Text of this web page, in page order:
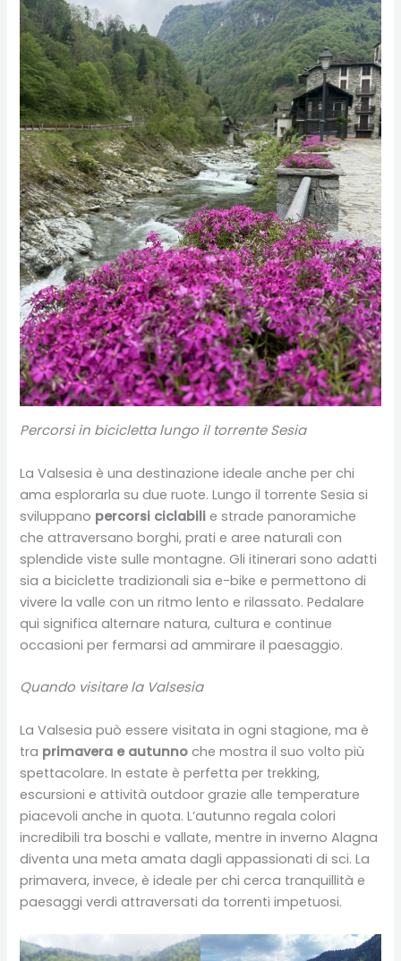
Percorsi in bicicletta lungo il torrente Sesia
La Valsesia è una destinazione ideale anche per chi
ama esplorarla su due ruote. Lungo il torrente Sesia si
sviluppano percorsi ciclabili e strade panoramiche
che attraversano borghi, prati e aree naturali con
splendide viste sulle montagne. Gli itinerari sono adatti
sia a biciclette tradizionali sia e-bike e permettono di
vivere la valle con un ritmo lento e rilassato. Pedalare
qui significa alternare natura, cultura e continue
occasioni per fermarsi ad ammirare il paesaggio.
Quando visitare la Valsesia
La Valsesia può essere visitata in ogni stagione, ma è
tra primavera e autunno che mostra il suo volto più
spettacolare. In estate è perfetta per trekking,
escursioni e attività outdoor grazie alle temperature
piacevoli anche in quota. L’autunno regala colori
incredibili tra boschi e vallate, mentre in inverno Alagna
diventa una meta amata dagli appassionati di sci. La
primavera, invece, è ideale per chi cerca tranquillità e
paesaggi verdi attraversati da torrenti impetuosi.